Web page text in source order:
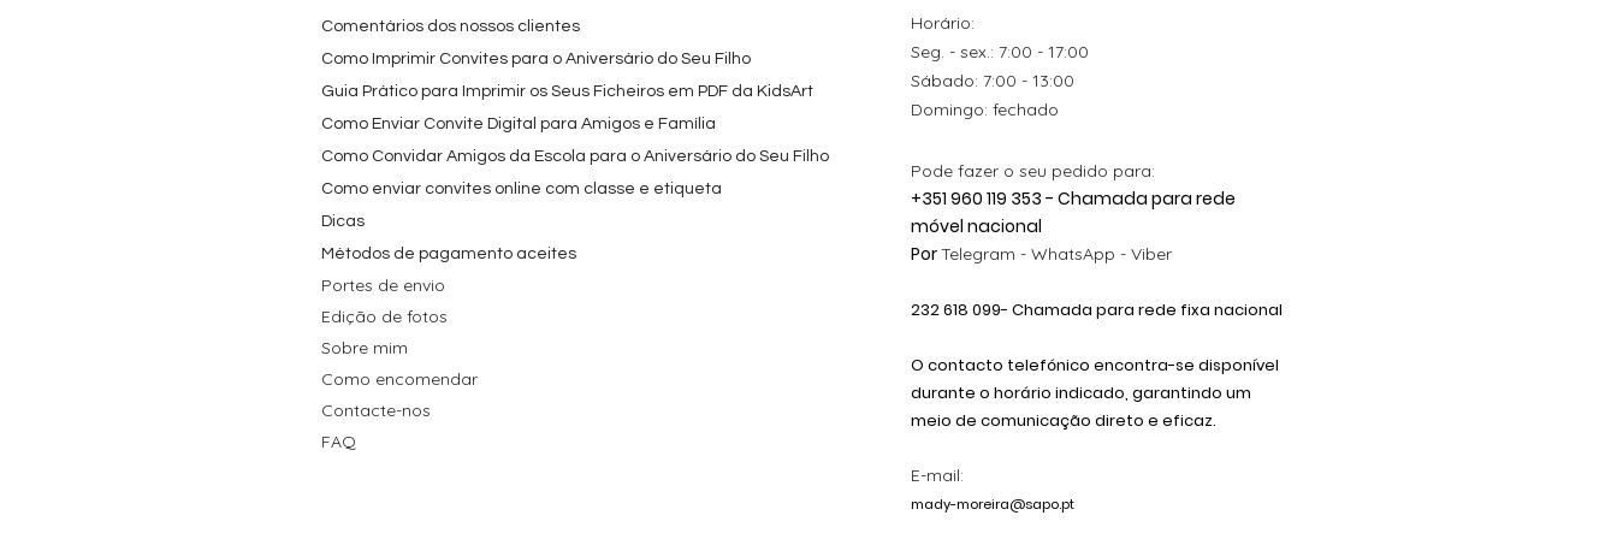
Preço
4,40 €
Comentários dos nossos clientes
Como Imprimir Convites para o Aniversário do Seu Filho
Guia Prático para Imprimir os Seus Ficheiros em PDF da KidsArt
Como Enviar Convite Digital para Amigos e Família
Como Convidar Amigos da Escola para o Aniversário do Seu Filho
Como enviar convites online com classe e etiqueta
Dicas
Métodos de pagamento aceites
Portes de envio
Edição de fotos
Sobre mim
Como encomendar
Contacte-nos
FAQ
Horário:
Seg. - sex.: 7:00 - 17:00
​​Sábado: 7:00 - 13:00
​Domingo: fechado
Pode fazer o seu pedido para:
+351 960 119 353 - Chamada para rede
móvel nacional
PorTelegram - WhatsApp - Viber
232 618 099- Chamada para rede fixa nacional
O contacto telefónico encontra-se disponível
durante o horário indicado, garantindo um
meio de comunicação direto e eficaz.
E-mail:
mady-moreira@sapo.pt